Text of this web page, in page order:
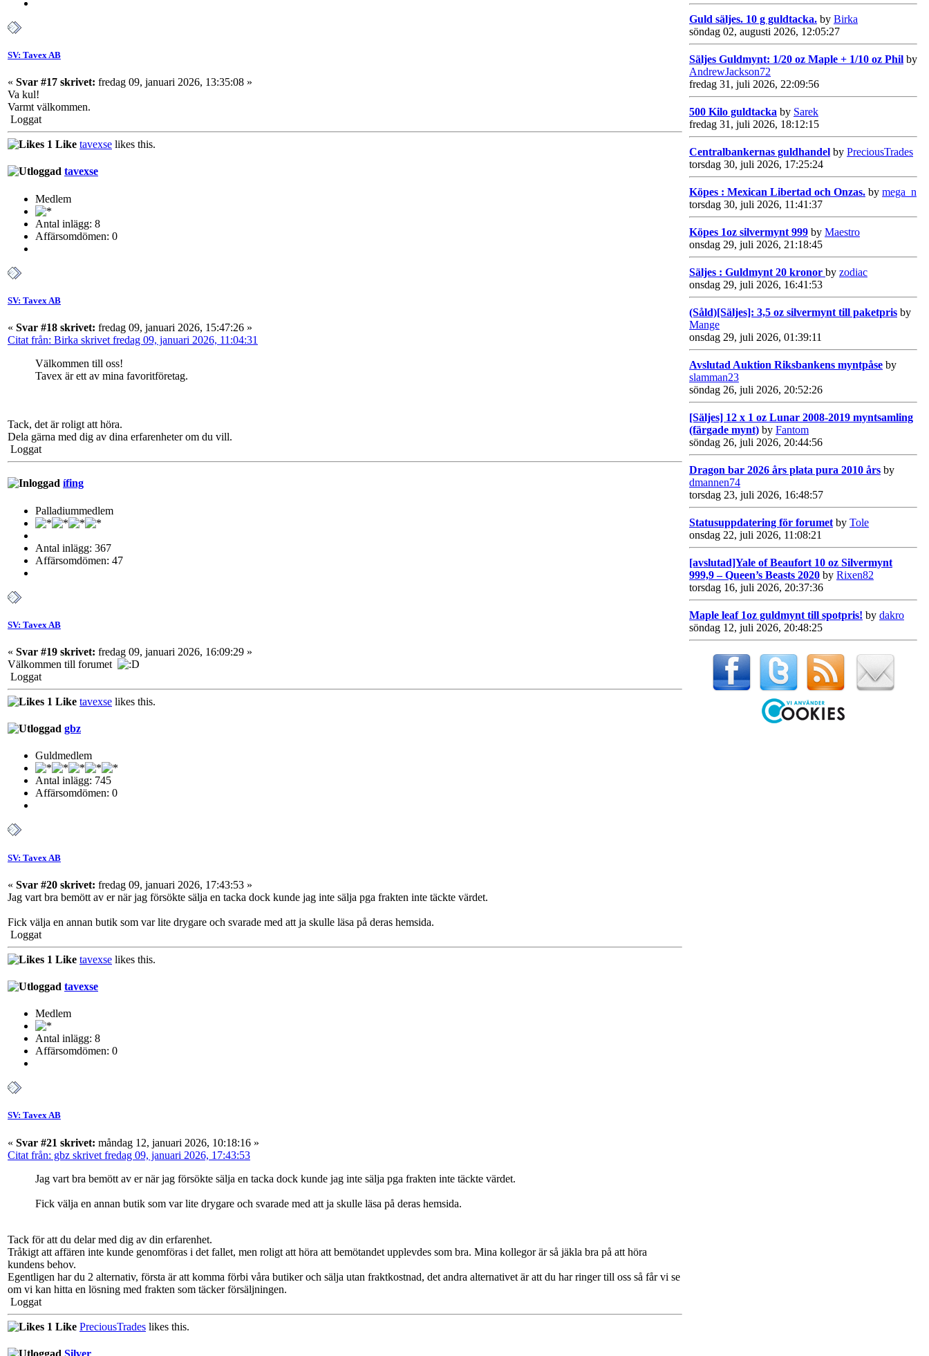
SV: Tavex AB
« Svar #17 skrivet: fredag 09, januari 2026, 13:35:08 »
Va kul!
Varmt välkommen.
Loggat
1 Like tavexse likes this.
tavexse
Medlem
Antal inlägg: 8
Affärsomdömen: 0
SV: Tavex AB
« Svar #18 skrivet: fredag 09, januari 2026, 15:47:26 »
Citat från: Birka skrivet fredag 09, januari 2026, 11:04:31
Välkommen till oss!
Tavex är ett av mina favoritföretag.
Tack, det är roligt att höra.
Dela gärna med dig av dina erfarenheter om du vill.
Loggat
ífing
Palladiummedlem
Antal inlägg: 367
Affärsomdömen: 47
SV: Tavex AB
« Svar #19 skrivet: fredag 09, januari 2026, 16:09:29 »
Välkommen till forumet
Loggat
1 Like tavexse likes this.
gbz
Guldmedlem
Antal inlägg: 745
Affärsomdömen: 0
SV: Tavex AB
« Svar #20 skrivet: fredag 09, januari 2026, 17:43:53 »
Jag vart bra bemött av er när jag försökte sälja en tacka dock kunde jag inte sälja pga frakten inte täckte värdet.
Fick välja en annan butik som var lite drygare och svarade med att ja skulle läsa på deras hemsida.
Loggat
1 Like tavexse likes this.
tavexse
Medlem
Antal inlägg: 8
Affärsomdömen: 0
SV: Tavex AB
« Svar #21 skrivet: måndag 12, januari 2026, 10:18:16 »
Citat från: gbz skrivet fredag 09, januari 2026, 17:43:53
Jag vart bra bemött av er när jag försökte sälja en tacka dock kunde jag inte sälja pga frakten inte täckte värdet.
Fick välja en annan butik som var lite drygare och svarade med att ja skulle läsa på deras hemsida.
Tack för att du delar med dig av din erfarenhet.
Tråkigt att affären inte kunde genomföras i det fallet, men roligt att höra att bemötandet upplevdes som bra. Mina kollegor är så jäkla bra på att höra
kundens behov.
Egentligen har du 2 alternativ, första är att komma förbi våra butiker och sälja utan fraktkostnad, det andra alternativet är att du har ringer till oss så får vi se
om vi kan hitta en lösning med frakten som täcker försäljningen.
Loggat
1 Like PreciousTrades likes this.
Silver
Guld säljes. 10 g guldtacka. by Birka
söndag 02, augusti 2026, 12:05:27
Säljes Guldmynt: 1/20 oz Maple + 1/10 oz Phil by
AndrewJackson72
fredag 31, juli 2026, 22:09:56
500 Kilo guldtacka by Sarek
fredag 31, juli 2026, 18:12:15
Centralbankernas guldhandel by PreciousTrades
torsdag 30, juli 2026, 17:25:24
Köpes : Mexican Libertad och Onzas. by mega_n
torsdag 30, juli 2026, 11:41:37
Köpes 1oz silvermynt 999 by Maestro
onsdag 29, juli 2026, 21:18:45
Säljes : Guldmynt 20 kronor by zodiac
onsdag 29, juli 2026, 16:41:53
(Såld)[Säljes]: 3,5 oz silvermynt till paketpris by
Mange
onsdag 29, juli 2026, 01:39:11
Avslutad Auktion Riksbankens myntpåse by
slamman23
söndag 26, juli 2026, 20:52:26
[Säljes] 12 x 1 oz Lunar 2008-2019 myntsamling
(färgade mynt) by Fantom
söndag 26, juli 2026, 20:44:56
Dragon bar 2026 års plata pura 2010 års by
dmannen74
torsdag 23, juli 2026, 16:48:57
Statusuppdatering för forumet by Tole
onsdag 22, juli 2026, 11:08:21
[avslutad]Yale of Beaufort 10 oz Silvermynt
999,9 – Queen’s Beasts 2020 by Rixen82
torsdag 16, juli 2026, 20:37:36
Maple leaf 1oz guldmynt till spotpris! by dakro
söndag 12, juli 2026, 20:48:25